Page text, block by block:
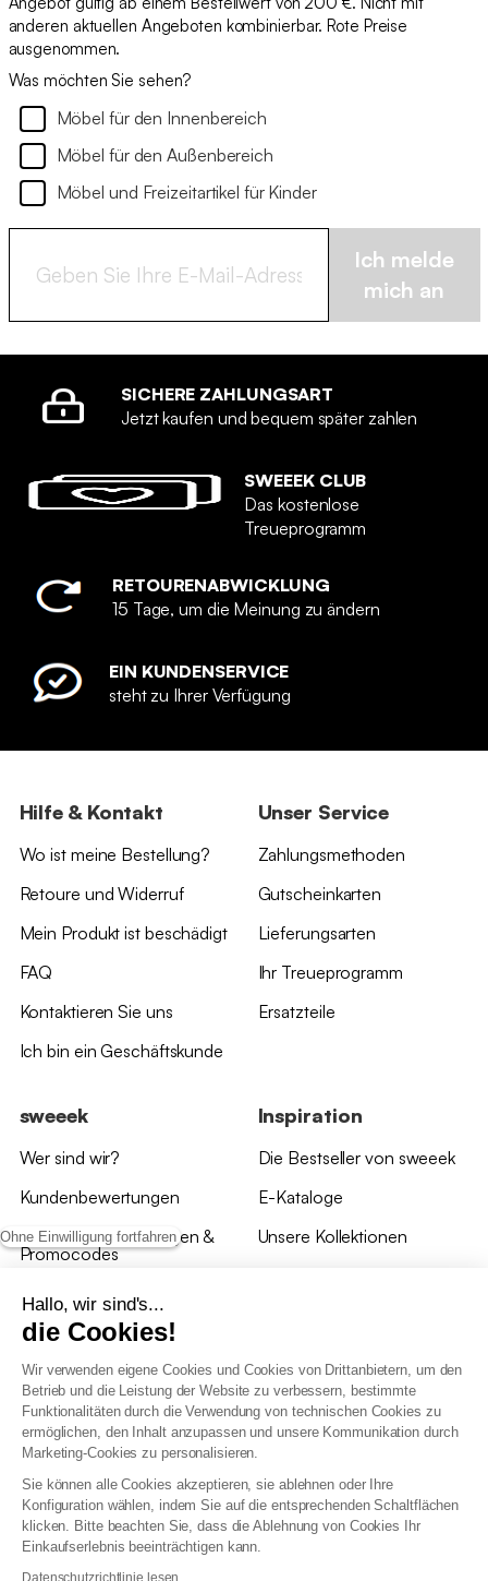
Ohne Einwilligung fortfahren
Hallo, wir sind's...
die Cookies!
Wir verwenden eigene Cookies und Cookies von Drittanbietern, um den
Betrieb und die Leistung der Website zu verbessern, bestimmte
Funktionalitäten durch die Verwendung von technischen Cookies zu
ermöglichen, den Inhalt anzupassen und unsere Kommunikation durch
Marketing-Cookies zu personalisieren.
Sie können alle Cookies akzeptieren, sie ablehnen oder Ihre
Konfiguration wählen, indem Sie auf die entsprechenden Schaltflächen
klicken. Bitte beachten Sie, dass die Ablehnung von Cookies Ihr
Einkaufserlebnis beeinträchtigen kann.
Datenschutzrichtlinie lesen
anderen aktuellen Angeboten kombinierbar. Rote Preise
ausgenommen.
Was möchten Sie sehen?
Möbel für den Innenbereich
Möbel für den Außenbereich
Möbel und Freizeitartikel für Kinder
Ich melde
mich an
SICHERE ZAHLUNGSART
Jetzt kaufen und bequem später zahlen
SWEEEK CLUB
Das kostenlose
Treueprogramm
RETOURENABWICKLUNG
15 Tage, um die Meinung zu ändern
EIN KUNDENSERVICE
steht zu Ihrer Verfügung
Hilfe & Kontakt
Wo ist meine Bestellung?
Retoure und Widerruf
Mein Produkt ist beschädigt
FAQ
Kontaktieren Sie uns
Ich bin ein Geschäftskunde
Unser Service
Zahlungsmethoden
Gutscheinkarten
Lieferungsarten
Ihr Treueprogramm
Ersatzteile
sweeek
Wer sind wir?
Kundenbewertungen
*Angebotsbedingungen &
Promocodes
Bewertungen von sweeek
Unsere Geschäfte
Inspiration
Die Bestseller von sweeek
E-Kataloge
Unsere Kollektionen
AGB Treueprogramm
Datenschutzrichtlinien
Allgemeine Geschäftsbedingungen für Geschäftskunden
Erklärung zur Barrierefreiheit